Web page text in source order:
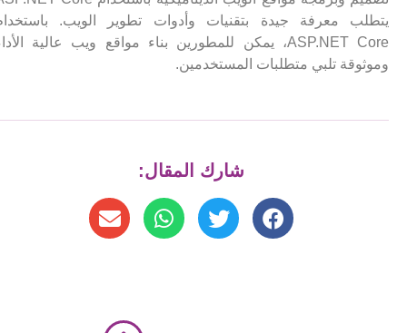
يتطلب معرفة جيدة بتقنيات وأدوات تطوير الويب. باستخدام
ASP.NET Core، يمكن للمطورين بناء مواقع ويب عالية الأداء
وموثوقة تلبي متطلبات المستخدمين.
شارك المقال: